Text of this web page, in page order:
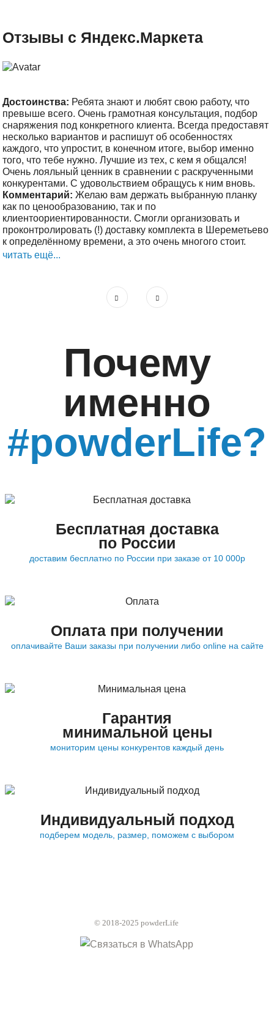
Отзывы с Яндекс.Маркета
Достоинства: Ребята знают и любят свою работу, что
превыше всего. Очень грамотная консультация, подбор
снаряжения под конкретного клиента. Всегда предоставят
несколько вариантов и распишут об особенностях
каждого, что упростит, в конечном итоге, выбор именно
того, что тебе нужно. Лучшие из тех, с кем я общался!
Очень лояльный ценник в сравнении с раскрученными
конкурентами. С удовольствием обращусь к ним вновь.
Комментарий: Желаю вам держать выбранную планку
как по ценообразованию, так и по
клиентоориентированности. Смогли организовать и
проконтролировать (!) доставку комплекта в Шереметьево
к определённому времени, а это очень многого стоит.
читать ещё...
Почему
именно
#powderLife?
Бесплатная доставка
по России
доставим бесплатно по России при заказе от 10 000р
Оплата при получении
оплачивайте Ваши заказы при получении либо online на сайте
Гарантия
минимальной цены
мониторим цены конкурентов каждый день
Индивидуальный подход
подберем модель, размер, поможем с выбором
© 2018-2025 powderLife